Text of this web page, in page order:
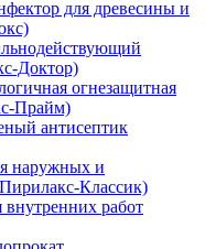
для древесины и
Доктор)
огнезащитная
Прайм)
антисептик
наружных и
Классик)
работ